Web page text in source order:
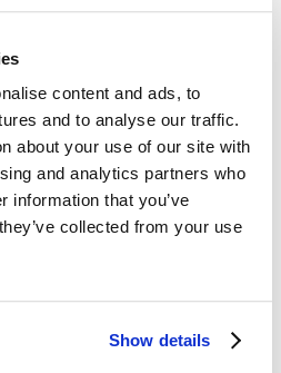
content and ads, to
and to analyse our traffic.
about your use of our site with
and analytics partners who
information that you’ve
collected from your use
Show details
więcej na technologię